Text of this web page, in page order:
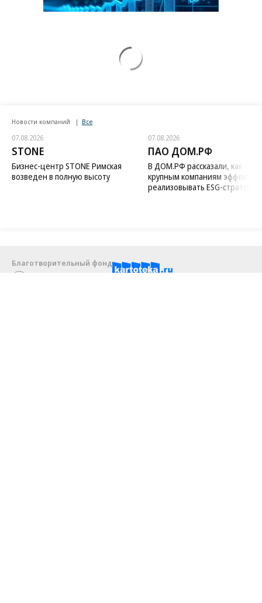
Новости компаний Все
07.08.2026
STONE
Бизнес-центр STONE Римская
возведен в полную высоту
07.08.2026
ПАО ДОМ.РФ
В ДОМ.РФ рассказали, как
крупным компаниям
реализовывать ESG-стратегию
Благотворительный фонд